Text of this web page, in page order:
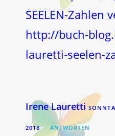
SEELEN-Zahlen
http://buch-
lauretti-seelen-
Irene Lauretti
2018 ANTWORTEN